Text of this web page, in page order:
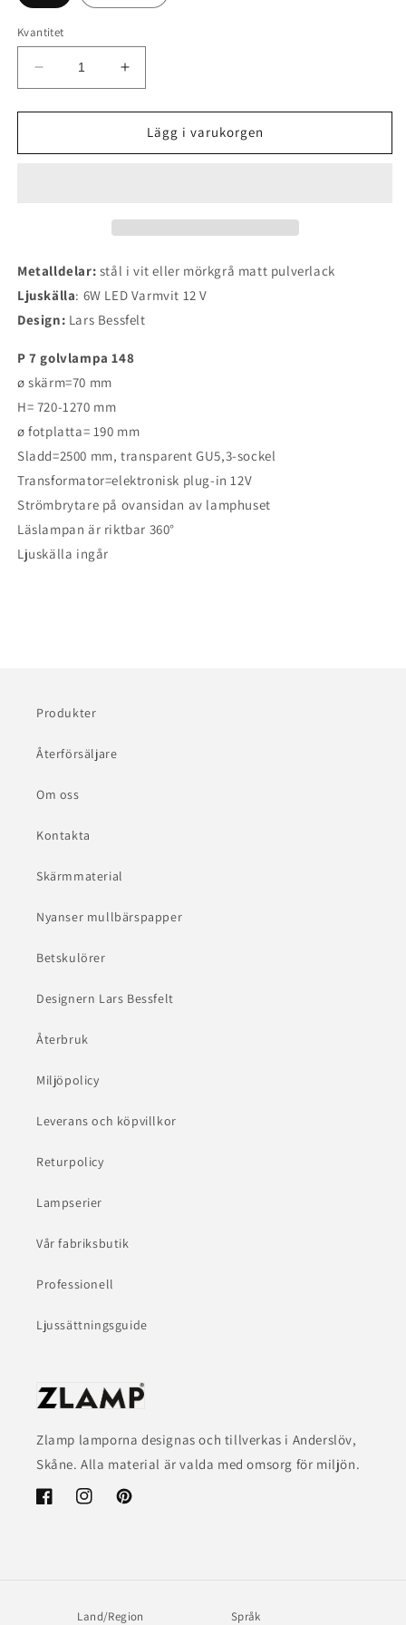
Kvantitet
Minska
kvantitet
för
golvlampa
Öka
kvantitet
för
golvlampa
Lägg i varukorgen
Metalldelar: stål i vit eller mörkgrå matt pulverlack
Ljuskälla: 6W LED Varmvit 12 V
Design: Lars Bessfelt
P 7 golvlampa 148
ø skärm=70 mm
H= 720-1270 mm
ø fotplatta= 190 mm
Sladd=2500 mm, transparent GU5,3-sockel
Transformator=elektronisk plug-in 12V
Strömbrytare på ovansidan av lamphuset
Läslampan är riktbar 360°
Ljuskälla ingår
Produkter
Återförsäljare
Om oss
Kontakta
Skärmmaterial
Nyanser mullbärspapper
Betskulörer
Designern Lars Bessfelt
Återbruk
Miljöpolicy
Leverans och köpvillkor
Returpolicy
Lampserier
Vår fabriksbutik
Professionell
Ljussättningsguide
Zlamp lamporna designas och tillverkas i Anderslöv,
Skåne. Alla material är valda med omsorg för miljön.
FacebookInstagramPinterest
Land/Region Språk